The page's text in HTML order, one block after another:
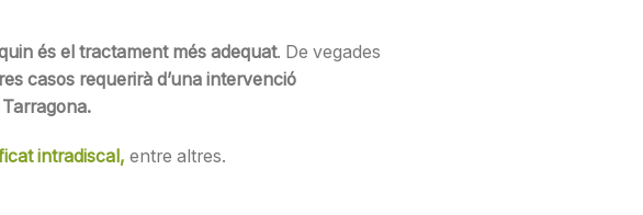
és el tractament més adequat. De vegades
casos requerirà d’una intervenció
intradiscal, entre altres.